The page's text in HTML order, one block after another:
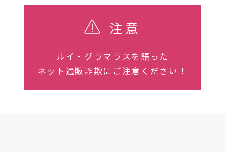
注意
ルイ・グラマラスを語った
ネット通販詐欺にご注意ください！